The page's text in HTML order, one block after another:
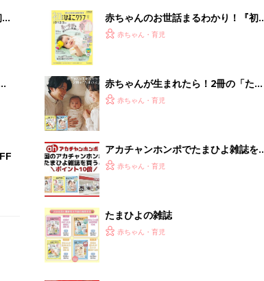
0％OFF以上が続々登場！Amazonの
本気が...
PR（Amazon）
離乳食はいつから？進め方は？「たまひよ きほんの離